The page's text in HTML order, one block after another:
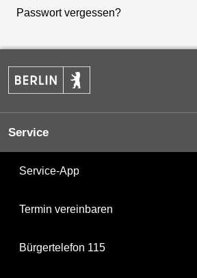
Passwort vergessen?
Service
Service-App
Termin vereinbaren
Bürgertelefon 115